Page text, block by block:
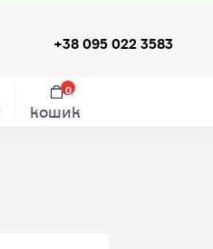
+38 095 022 3583
кошик
0